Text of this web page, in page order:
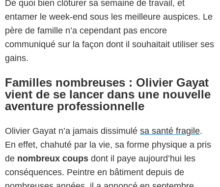
De quoi bien clôturer sa semaine de travail, et
entamer le week-end sous les meilleure auspices. Le
père de famille n’a cependant pas encore
communiqué sur la façon dont il souhaitait utiliser ses
gains.
Familles nombreuses : Olivier Gayat
vient de se lancer dans une nouvelle
aventure professionnelle
Olivier Gayat n’a jamais dissimulé sa santé fragile.
En effet, chahuté par la vie, sa forme physique a pris
de nombreux coups dont il paye aujourd’hui les
conséquences. Peintre en bâtiment depuis de